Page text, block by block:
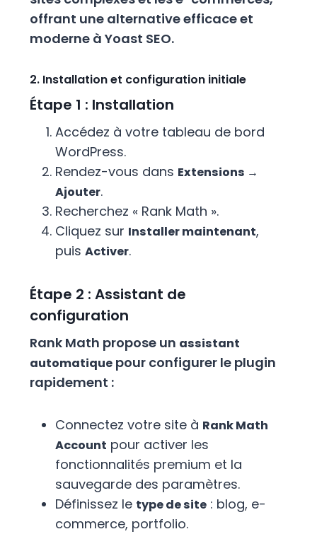
offrant une alternative efficace et
moderne à Yoast SEO.
2. Installation et configuration initiale
Étape 1 : Installation
Accédez à votre tableau de bord
WordPress.
Rendez-vous dans Extensions →
Ajouter.
Recherchez « Rank Math ».
Cliquez sur Installer maintenant,
puis Activer.
Étape 2 : Assistant de
configuration
Rank Math propose un assistant
automatiquepour configurer le plugin
rapidement :
Connectez votre site à Rank Math
Account pour activer les
fonctionnalités premium et la
sauvegarde des paramètres.
Définissez le type de site: blog, e-
commerce, portfolio.